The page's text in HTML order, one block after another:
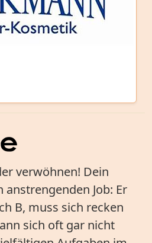
verwöhnen! Dein
Job: Er
B, muss sich recken
sich oft gar nicht